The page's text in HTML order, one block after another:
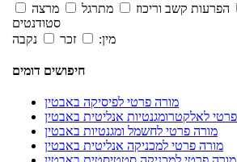
הפרעות קשב וריכוז מתרגל
מרצה
סטודנטים
מין:
זכר נקבה
חיפושים דומים
מורה פרטי לפיסיקה באבטין
לאלקטרומגנטיות אנליטית באבטין
מורה פרטי לחשמל ומגנטיות באבטין
מורה פרטי למכניקה אנליטית באבטין